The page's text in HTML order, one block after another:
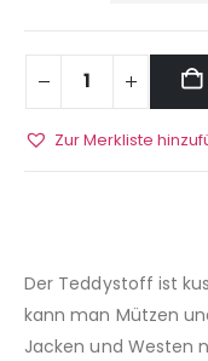
Zur Merkliste
Der Teddystoff ist
kann man Mützen
Jacken und Westen